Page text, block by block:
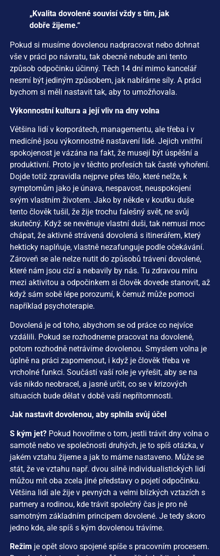
„Kvalita dovolené souvisí vždy s tím, jak
dobře žijeme.“
Pokud si musíme dovolenou nadpracovat nebo dohnat
vše v práci po návratu, tak obecně nebude ani tento
způsob odpočinku účinný. Těch 14 dní mimo kancelář
nesmí být jediným způsobem, jak nabíráme síly. A práci
bychom si měli nastavit tak, aby to umožňovala.
Výkonnostní kultura a její vliv na dny volna
Většina lidí v korporátech, managementu, ale třeba i v
medicíně jsou výkonnostně nastavení lidé. Jejich vnitřní
spokojenost je vázána na fakt, že musejí být úspěšní a
produktivní. Proto je v těchto profesích tak časté vyhoření.
Dojde totiž zpravidla nejprve přes tělo, které nelže, k
symptomům jako je únava, nespavost, neuspokojení
svým vlastním životem. Jako by někde v koutku duše
tento člověk tušil, že žije trochu falešný svět, ne svůj
skutečný. Když se nevěnuje vlastní duši, tak nemusí moc
chápat, že aktivně strávená dovolená s itinerářem, který
hekticky naplňuje, vlastně nezafunguje podle očekávání.
Zároveň se ale nelze nutit do způsobů trávení dovolené,
které nám jsou cizí a nebavily by nás. Tu zdravou míru
mezi aktivitou a odpočinkem si člověk dovede stanovit, až
když sám sobě lépe porozumí, k čemuž může pomoci
například psychoterapie.
Dovolená je od toho, abychom se od práce co nejvíce
vzdálili. Pokud se rozhodneme pracovat na dovolené,
potom rozhodně netrávíme dovolenou. Smyslem volna je
úplně na práci zapomenout, i když je člověk třeba ve
vrcholné funkci. Součástí vaší role je vyřešit, aby se na
vás nikdo neobracel, a jasně určit, co se v krizových
situacích bude dělat v době vaší nepřítomnosti.
Jak nastavit dovolenou, aby splnila svůj účel
S kým jet? Pokud hovoříme o tom, jestli trávit dny volna o
samotě nebo ve společnosti druhých, je to spíš otázka, v
jakém vztahu žijeme a jak to máme nastaveno. Může se
stát, že ve vztahu např. dvou silně individualistických lidí
můžou mít oba zcela jiné představy o pojetí odpočinku.
Většina lidí ale žije v pevných a velmi blízkých vztazích s
partnery a rodinou, kde trávit společný čas je pro ně
samotným základním principem dovolené. Je tedy skoro
jedno kde, ale spíš s kým dovolenou trávíme.
Režim je opět slovo spojené spíše s pracovním procesem.